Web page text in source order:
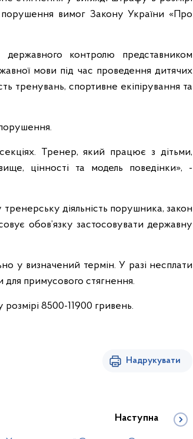
порушення вимог Закону України «Про
контролю представником
мови під час проведення дитячих
тренувань, спортивне екіпірування та
Тренер, який працює з дітьми,
цінності та модель поведінки», -
діяльність порушника, закон
обов’язку застосовувати державну
у визначений термін. У разі несплати
примусового стягнення.
8500-11900 гривень.
Надрукувати
Наступна